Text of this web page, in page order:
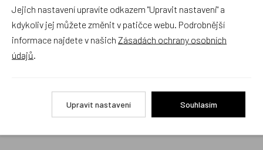
naše kvalitní zboží zákazníci téměř nereklamují.
Milujeme české výrobky
Objednávky obsahující jen skladové položky
expedujeme i v den objednávky, ostatní dle dodací
Jejich nastavení upravíte odkazem "Upravit nastavení" a
kdykoliv jej můžete změnit v patičce webu. Podrobnější
informace najdete v našich Zásadách ochrany osobních
údajů
Upravit nastavení Souhlasím